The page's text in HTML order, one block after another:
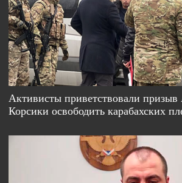
Активисты приветствовали призыв
Корсики освободить карабахских